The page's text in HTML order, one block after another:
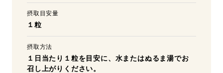
摂取目安量
１粒
摂取方法
１日当たり１粒を目安に、水またはぬるま湯でお
召し上がりください。